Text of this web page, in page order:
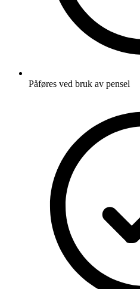
Påføres ved bruk av pensel